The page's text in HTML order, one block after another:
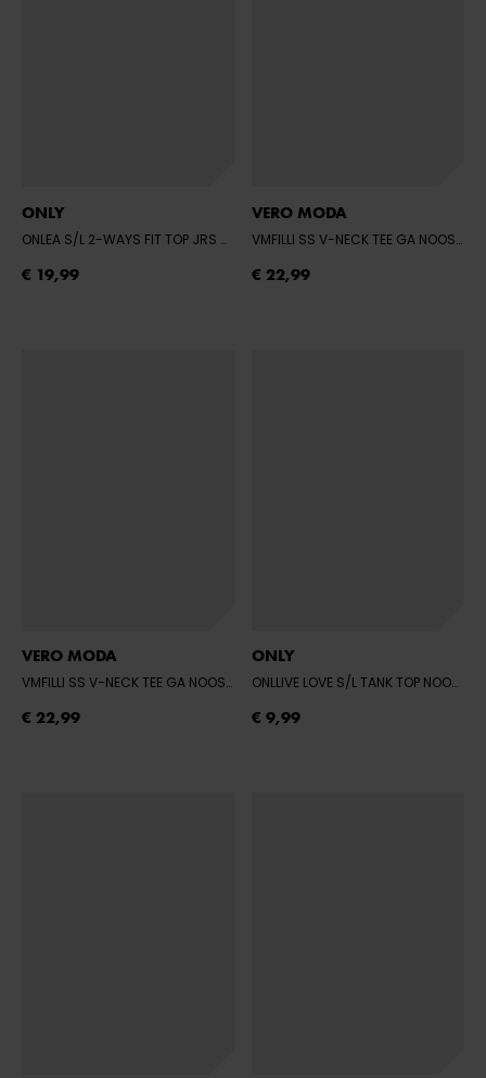
ONLY
ONLEA S/L 2-WAYS FIT TOP JRS NOOS - CLOUD DANCER
€ 19,99
VERO MODA
VMFILLI SS V-NECK TEE GA NOOS-
€ 22,99
VERO MODA
VMFILLI SS V-NECK TEE GA NOOS- BLACK
€ 22,99
ONLY
ONLLIVE LOVE S/L TANK TOP NOOS - WHITE
€ 9,99